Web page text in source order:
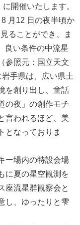
開催いたします。
月12 日の夜半頃か
ることができ、ま
良い条件の中流星
参照元：国立天文
手県は、広い県土
を創り出し、童話
の夜」の創作モチ
言われるほど、美
となっておりま
ー場内の特設会場
に夏の星空観測を
座流星群観察会と
し、ゆったりと雫